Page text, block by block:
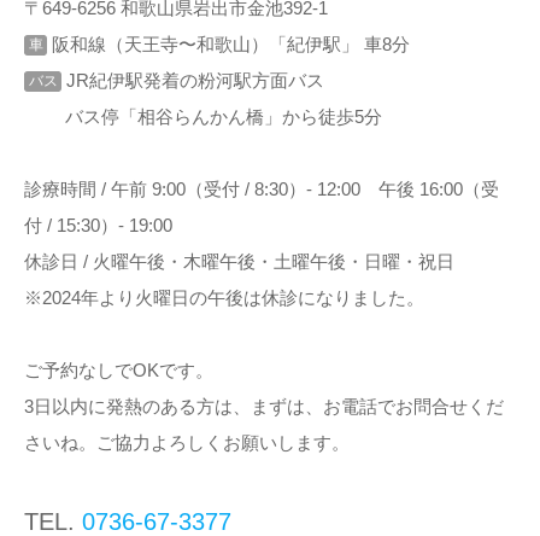
〒649-6256 和歌山県岩出市金池392-1
車 阪和線（天王寺〜和歌山）「紀伊駅」 車8分
バス JR紀伊駅発着の粉河駅方面バス
バス停「相谷らんかん橋」から徒歩5分
診療時間 / 午前 9:00（受付 / 8:30）- 12:00 午後 16:00（受
付 / 15:30）- 19:00
休診日 / 火曜午後・木曜午後・土曜午後・日曜・祝日
※2024年より火曜日の午後は休診になりました。
ご予約なしでOKです。
3日以内に発熱のある方は、まずは、お電話でお問合せくだ
さいね。ご協力よろしくお願いします。
TEL. 0736-67-3377